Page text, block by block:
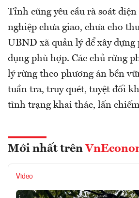
Tỉnh cũng yêu cầu rà soát
nghiệp chưa giao, chưa cho
UBND xã quản lý để xây dựng
dụng phù hợp. Các chủ rừng
lý rừng theo phương án bền
tuần tra, truy quét, tuyệt đối
tình trạng khai thác, lấn
Mới nhất trên
Video